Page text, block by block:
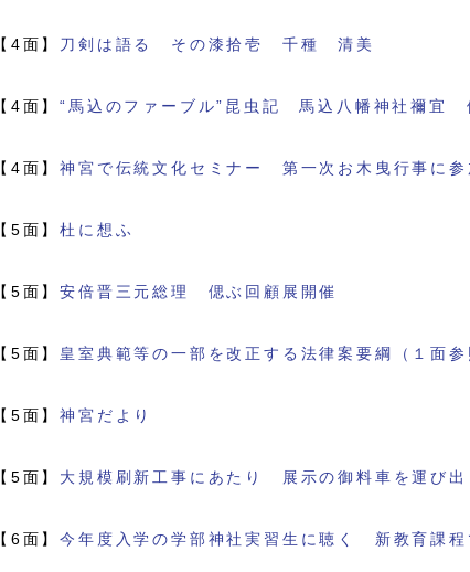
【4面】 刀剣は語る その漆拾壱 千種 清美
【4面】“馬込のファーブル”昆虫記 馬込八幡神社禰宜
【4面】神宮で伝統文化セミナー 第一次お木曳行事に
【5面】杜に想ふ
【5面】安倍晋三元総理 偲ぶ回顧展開催
【5面】 皇室典範等の一部を改正する法律案要綱（１面参
【5面】神宮だより
【5面】 大規模刷新工事にあたり 展示の御料車を運び
【6面】今年度入学の学部神社実習生に聴く 新教育課